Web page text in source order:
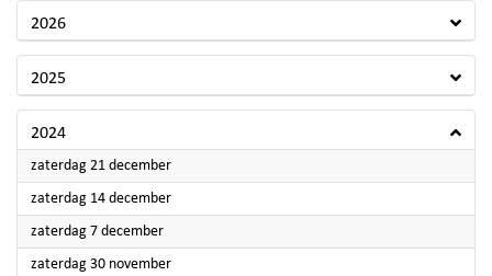
2026
2025
2024
zaterdag 21 december2024
zaterdag 14 december2024
zaterdag 7 december2024
zaterdag 30 november2024